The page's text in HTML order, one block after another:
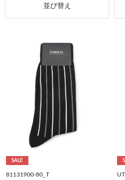
並び替え
SALE
81131900-80_T